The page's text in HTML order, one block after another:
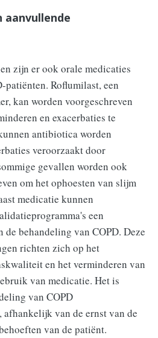
aanvullende
zijn er ook orale medicaties
patiënten. Roflumilast, een
kan worden voorgeschreven
en exacerbaties te
antibiotica worden
veroorzaakt door
gevallen worden ook
om het ophoesten van slijm
medicatie kunnen
een
behandeling van COPD. Deze
richten zich op het
en het verminderen van
van medicatie. Het is
van COPD
afhankelijk van de ernst van de
van de patiënt.